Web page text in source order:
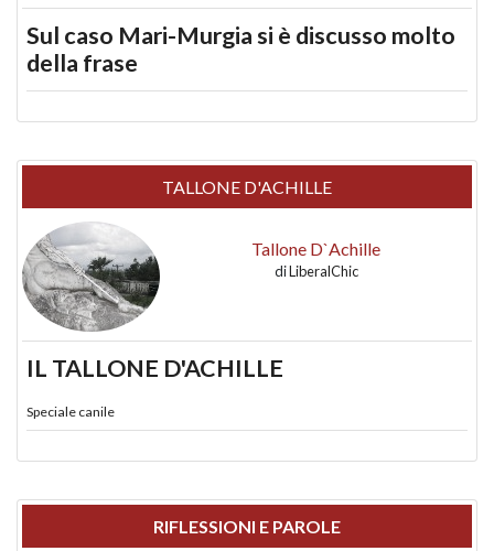
Sul caso Mari-Murgia si è discusso molto
della frase
TALLONE D'ACHILLE
Tallone D`Achille
diLiberalChic
IL TALLONE D'ACHILLE
Speciale canile
RIFLESSIONI E PAROLE